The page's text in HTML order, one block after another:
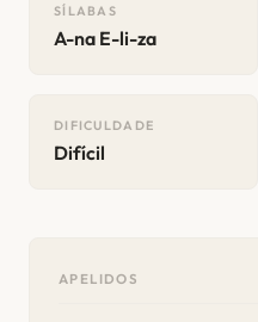
SÍLABAS
A-na E-li-za
DIFICULDADE
Difícil
APELIDOS